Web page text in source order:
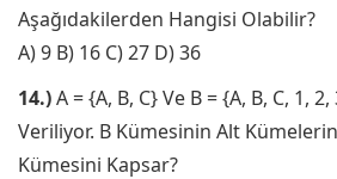
Aşağıdakilerden Hangisi Olabilir?
A) 9 B) 16 C) 27 D) 36
14.)A = {A, B, C} Ve B = {A, B, C, 1,
Veriliyor. B Kümesinin Alt
Kümesini Kapsar?